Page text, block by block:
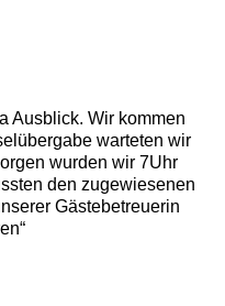
Ausblick. Wir kommen
warteten wir
wurden wir 7Uhr
den zugewiesenen
Gästebetreuerin